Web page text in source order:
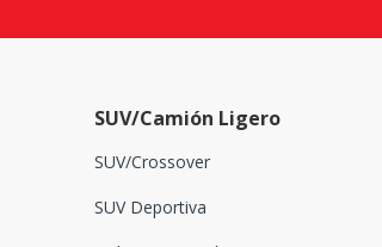
SUV/Camión Ligero
SUV/Crossover
SUV Deportiva